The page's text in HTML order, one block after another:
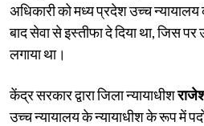
अधिकारी को मध्य प्रदेश उच्च न्यायालय
बाद सेवा से इस्तीफा दे दिया था, जिस
लगाया था।
केंद्र सरकार द्वारा जिला न्यायाधीश
उच्च न्यायालय के न्यायाधीश के रूप में